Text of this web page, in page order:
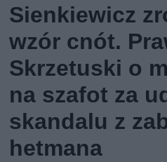
Sienkiewicz
wzór cnót.
Skrzetuski o
na szafot za
skandalu z
hetmana